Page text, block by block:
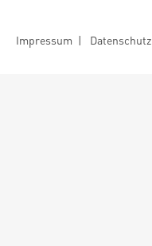
Impressum | Datenschutz